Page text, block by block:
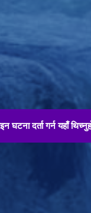
दर्ता गर्न यहाँ थिच्नुहोस् !!